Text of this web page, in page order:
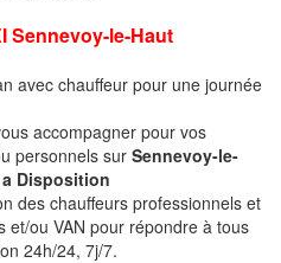
Sennevoy-le-Haut
avec chauffeur pour une journée
accompagner pour vos
personnels sur Sennevoy-le-
Disposition
des chauffeurs professionnels et
et/ou VAN pour répondre à tous
24h/24, 7j/7.